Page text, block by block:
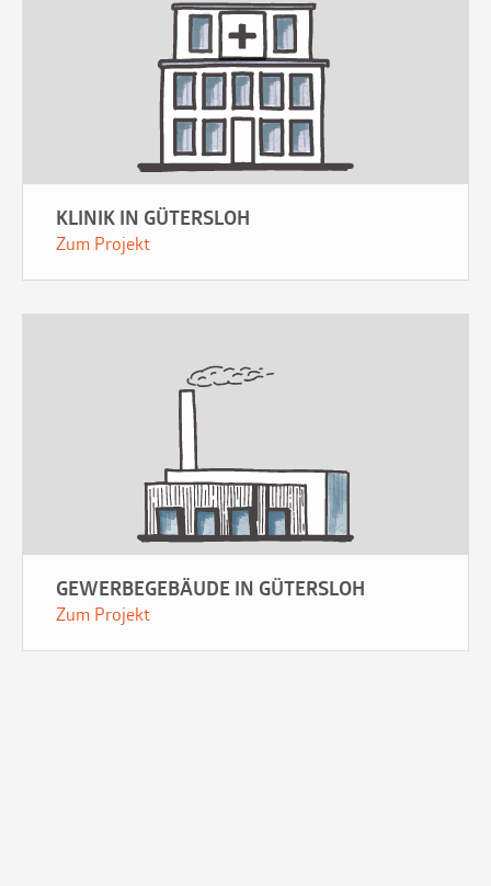
KLINIK IN GÜTERSLOH
Zum Projekt
GEWERBEGEBÄUDE IN GÜTERSLOH
Zum Projekt